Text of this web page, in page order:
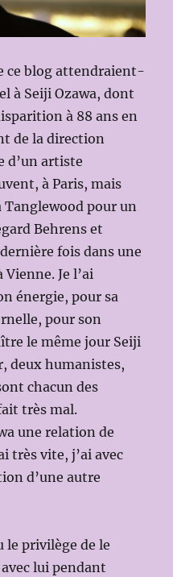
ce blog attendraient-
à Seiji Ozawa, dont
à 88 ans en
de la direction
d’un artiste
à Paris, mais
Tanglewood pour un
Behrens et
fois dans une
Vienne. Je l’ai
énergie, pour sa
pour son
le même jour Seiji
deux humanistes,
chacun des
très mal.
une relation de
très vite, j’ai avec
d’une autre
le privilège de le
lui pendant